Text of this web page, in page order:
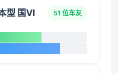
型 国VI
51 位车友